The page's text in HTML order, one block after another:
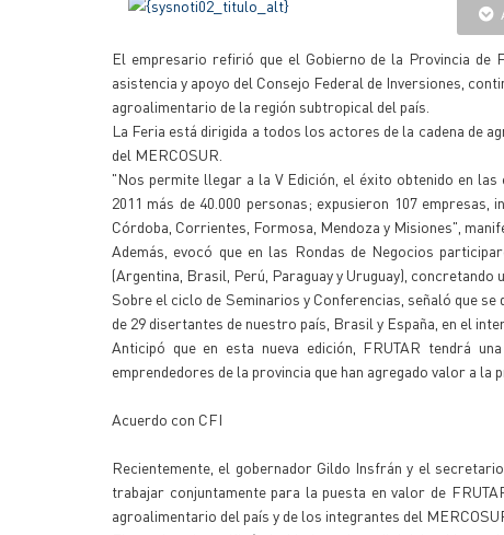
El empresario refirió que el Gobierno de la Provincia de
asistencia y apoyo del Consejo Federal de Inversiones,
agroalimentario de la región subtropical del país.
La Feria está dirigida a todos los actores de la cadena de
del MERCOSUR.
"Nos permite llegar a la V Edición, el éxito obtenido en
2011 más de 40.000 personas; expusieron 107
Córdoba, Corrientes, Formosa, Mendoza y Misiones",
Además, evocó que en las Rondas de Negocios
(Argentina, Brasil, Perú, Paraguay y Uruguay), concretando
Sobre el ciclo de Seminarios y Conferencias, señaló que
de 29 disertantes de nuestro país, Brasil y España, en el
Anticipó que en esta nueva edición, FRUTAR tendrá
emprendedores de la provincia que han agregado valor a la
Acuerdo con CFI
Recientemente, el gobernador Gildo Insfrán y el
trabajar conjuntamente para la puesta en valor de
agroalimentario del país y de los integrantes del